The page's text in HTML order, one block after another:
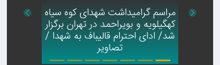
تجلیل میدانی مدیریت شهری دوگنبدان از کارگران واحدهای خدماتی
شهرداری به مناسبت روز کارگر/ فیلم
مراسم گرامیداشت شهدای کوه سیاه
کهگیلویه و بویراحمد در تهران برگزار
شد/ ادای احترام قالیباف به شهدا /
تصاویر
Previous
Next